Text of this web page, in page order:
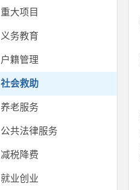
重大项目
义务教育
户籍管理
社会救助
养老服务
公共法律服务
减税降费
就业创业